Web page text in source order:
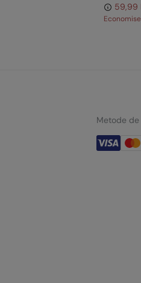
59,99
Metode